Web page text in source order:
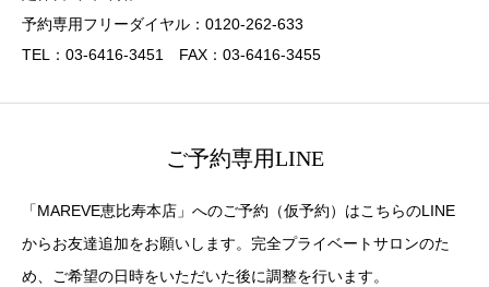
予約専用フリーダイヤル：0120-262-633
TEL：03-6416-3451 FAX：03-6416-3455
ご予約専用LINE
「MAREVE恵比寿本店」へのご予約（仮予約）はこちらのLINE
からお友達追加をお願いします。完全プライベートサロンのた
め、ご希望の日時をいただいた後に調整を行います。